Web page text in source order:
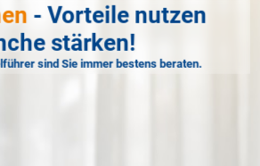
- Vorteile nutzen
stärken!
sind Sie immer bestens beraten.